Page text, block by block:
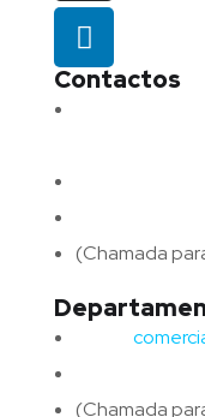
Contactos
(Chamada
(Chamada